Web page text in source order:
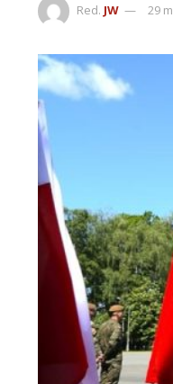
Red. JW 29